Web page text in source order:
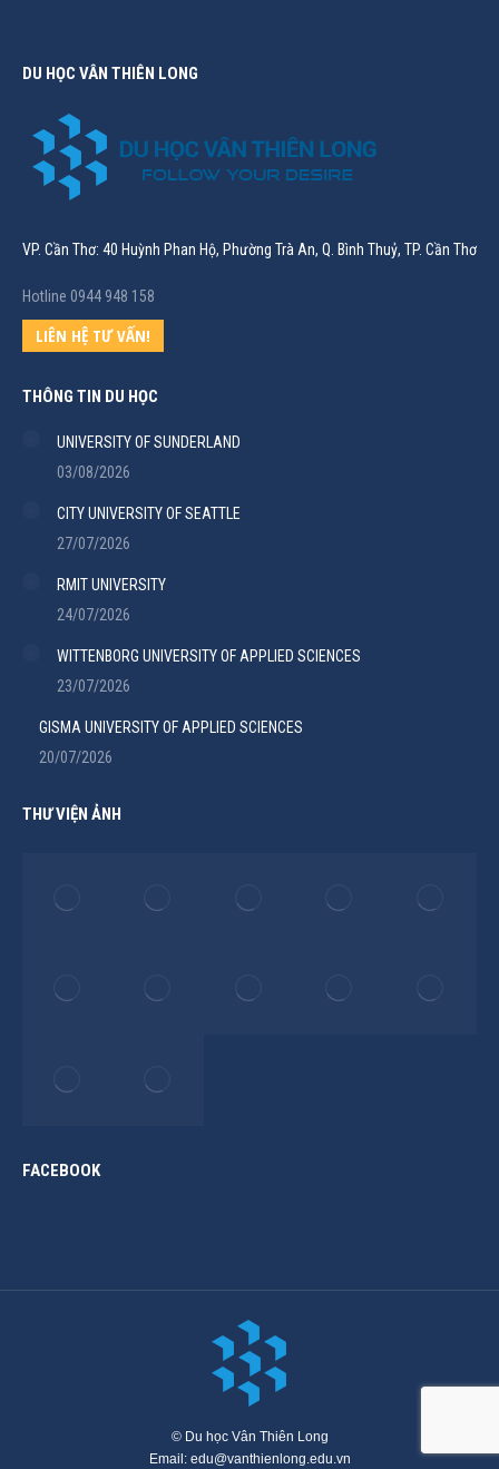
DU HỌC VÂN THIÊN LONG
VP. Cần Thơ: 40 Huỳnh Phan Hộ, Phường Trà An, Q. Bình Thuỷ, TP. Cần Thơ
Hotline 0944 948 158
LIÊN HỆ TƯ VẤN!
THÔNG TIN DU HỌC
UNIVERSITY OF SUNDERLAND
03/08/2026
CITY UNIVERSITY OF SEATTLE
27/07/2026
RMIT UNIVERSITY
24/07/2026
WITTENBORG UNIVERSITY OF APPLIED SCIENCES
23/07/2026
GISMA UNIVERSITY OF APPLIED SCIENCES
20/07/2026
THƯ VIỆN ẢNH
FACEBOOK
© Du học Vân Thiên Long
Email: edu@vanthienlong.edu.vn